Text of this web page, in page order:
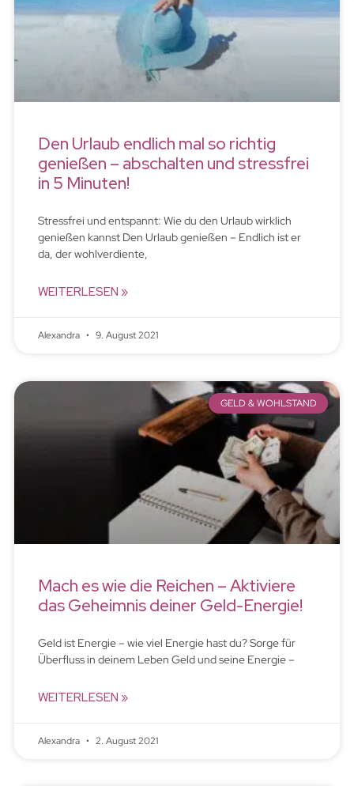
Den Urlaub endlich mal so richtig
genießen – abschalten und stressfrei
in 5 Minuten!
Stressfrei und entspannt: Wie du den Urlaub wirklich
genießen kannst Den Urlaub genießen – Endlich ist er
da, der wohlverdiente,
WEITERLESEN »
Alexandra 9. August 2021
GELD & WOHLSTAND
Mach es wie die Reichen – Aktiviere
das Geheimnis deiner Geld-Energie!
Geld ist Energie – wie viel Energie hast du? Sorge für
Überfluss in deinem Leben Geld und seine Energie –
WEITERLESEN »
Alexandra 2. August 2021